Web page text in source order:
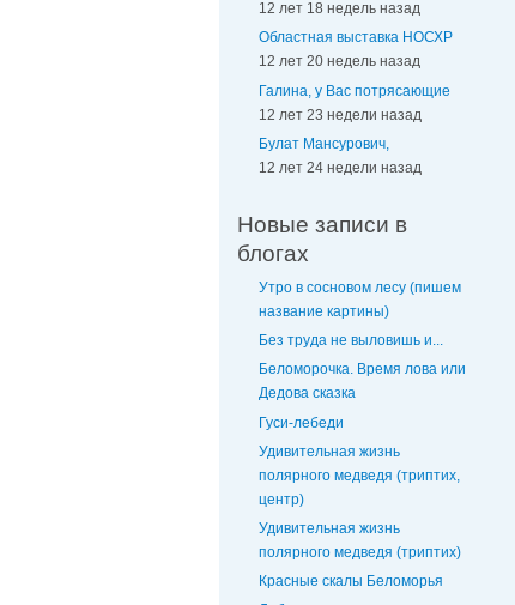
12 лет 18 недель назад
Областная выставка НОСХР
12 лет 20 недель назад
Галина, у Вас потрясающие
12 лет 23 недели назад
Булат Мансурович,
12 лет 24 недели назад
Новые записи в
блогах
Утро в сосновом лесу (пишем
название картины)
Без труда не выловишь и...
Беломорочка. Время лова или
Дедова сказка
Гуси-лебеди
Удивительная жизнь
полярного медведя (триптих,
центр)
Удивительная жизнь
полярного медведя (триптих)
Красные скалы Беломорья